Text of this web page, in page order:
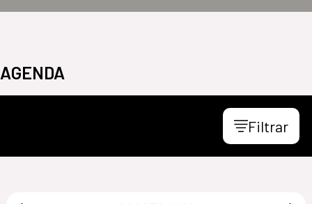
AGENDA
Filtrar